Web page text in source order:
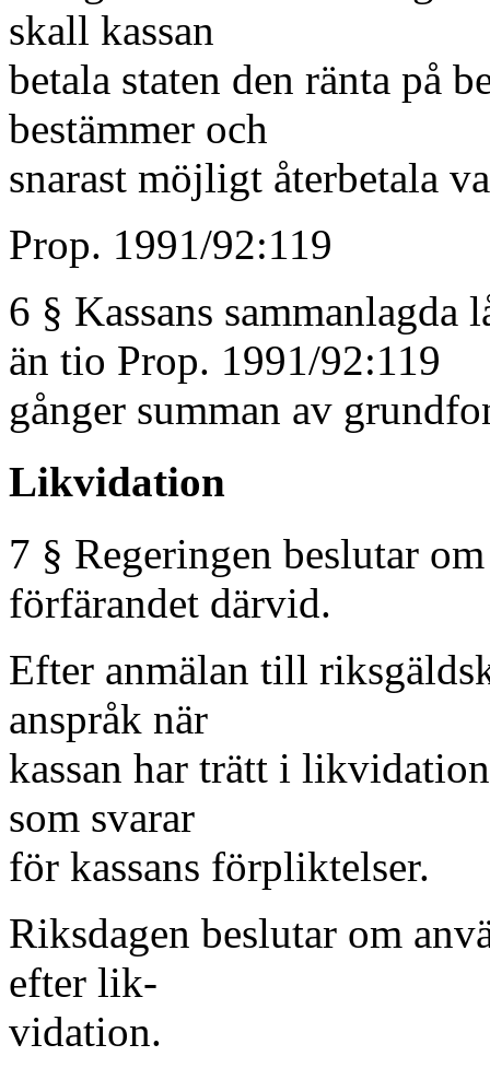
skall kassan
betala staten den ränta på
bestämmer och
snarast möjligt återbetala
Prop. 1991/92:119
6 § Kassans
än tio Prop. 1991/92:119
gånger summan av
Likvidation
7 § Regeringen beslutar
förfärandet därvid.
Efter anmälan till
anspråk när
kassan har trätt i
som svarar
för kassans förpliktelser.
Riksdagen beslutar om
efter lik-
vidation.